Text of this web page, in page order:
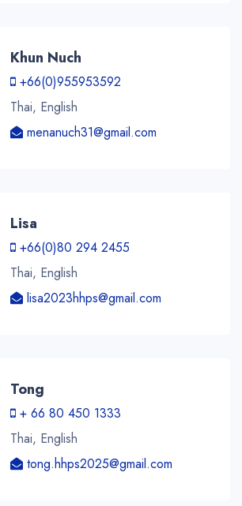
Khun Nuch
+66(0)955953592
Thai, English
menanuch31@gmail.com
Lisa
+66(0)80 294 2455
Thai, English
lisa2023hhps@gmail.com
Tong
+ 66 80 450 1333
Thai, English
tong.hhps2025@gmail.com